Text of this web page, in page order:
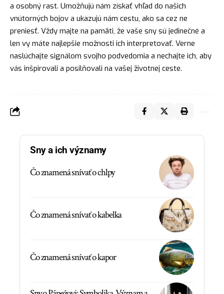
a osobný rast. Umožňujú nám získať vhľad do našich
vnútorných bojov a ukazujú nám cestu, ako sa cez ne
preniesť. Vždy majte na pamäti, že vaše sny sú jedinečné a
len vy máte najlepšie možnosti ich interpretovať. Verne
naslúchajte signálom svojho podvedomia a nechajte ich, aby
vás inšpirovali a posilňovali na vašej životnej ceste.
Sny a ich významy
Čo znamená snívať o chlpy
Čo znamená snívať o kabelka
Čo znamená snívať o kapor